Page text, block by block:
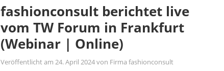
fashionconsult berichtet live
vom TW Forum in Frankfurt
(Webinar | Online)
Veröffentlicht am 24. April 2024von Firma fashionconsult